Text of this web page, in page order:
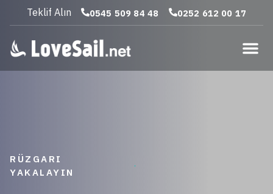
Teklif Alın 0545 509 84 48 0252 612 00 17
RÜZGARI
YAKALAYIN